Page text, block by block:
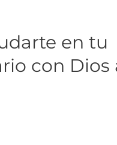
en tu
con Dios